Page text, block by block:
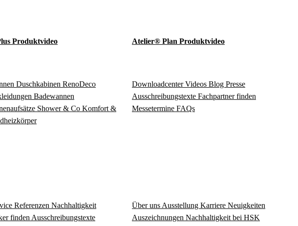
Produktvideo Atelier® Plan Produktvideo
Duschkabinen RenoDeco
Badewannen
Shower & Co Komfort &
Download­centerVideos Blog Presse
Ausschreibungstexte Fachpartner finden
Messetermine FAQs
Referenzen Nachhaltigkeit
finden Ausschreibungstexte
Über uns Ausstellung Karriere Neuigkeiten
Auszeichnungen Nachhaltigkeit bei HSK